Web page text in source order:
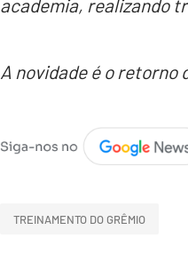
academia, realizando
A novidade é o retorno
TREINAMENTO DO GRÊMIO